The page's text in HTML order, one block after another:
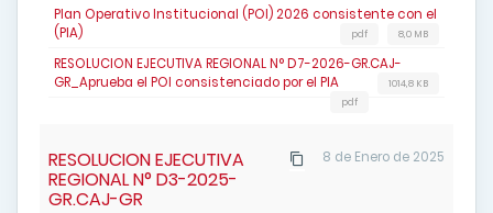
Plan Operativo Institucional (POI) 2026 consistente con el
(PIA)
8,0 MB
pdf
RESOLUCION EJECUTIVA REGIONAL N° D7-2026-GR.CAJ-
GR_Aprueba el POI consistenciado por el PIA
1014,8 KB
pdf
8 de Enero de 2025
RESOLUCION EJECUTIVA
REGIONAL N° D3-2025-
GR.CAJ-GR